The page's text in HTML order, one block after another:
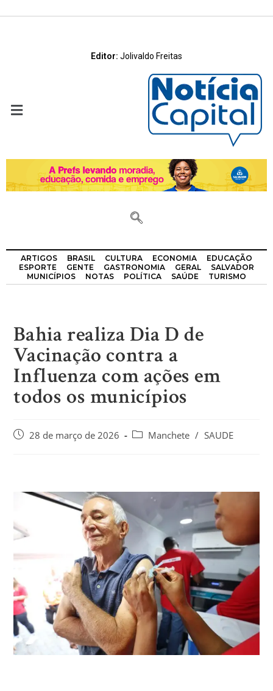
Editor: Jolivaldo Freitas
ARTIGOS BRASIL CULTURA ECONOMIA
EDUCAÇÃO
ESPORTE
GENTE GASTRONOMIA GERAL
SALVADOR
MUNICÍPIOS
NOTAS POLÍTICA SAÚDE TURISMO
Bahia realiza Dia D de
Vacinação contra a
Influenza com ações em
todos os municípios
28 de março de 2026 Manchete / SAUDE